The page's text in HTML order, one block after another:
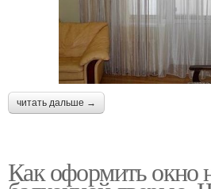
читать дальше →
Как оформить окно